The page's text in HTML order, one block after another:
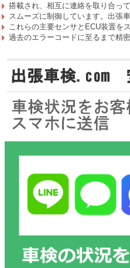
搭載され、相互に連絡を取り合っ
スムーズに制御しています。出張
これらの主要センサとECU装置を
過去のエラーコードに至るまで精